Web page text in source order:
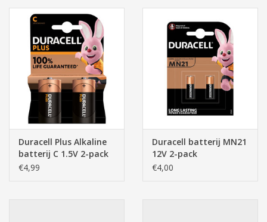
Contact/Locatie
Veiligheid
Pasen
Duracell Plus Alkaline
batterij C 1.5V 2-pack
€4,99
Duracell batterij MN21
12V 2-pack
€4,00